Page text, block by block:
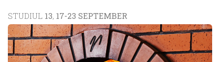
STUDIUL 13, 17-23 SEPTEMBER